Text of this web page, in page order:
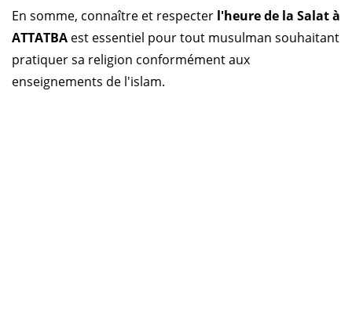
En somme, connaître et respecter l'heure de la Salat à
ATTATBA est essentiel pour tout musulman souhaitant
pratiquer sa religion conformément aux
enseignements de l'islam.